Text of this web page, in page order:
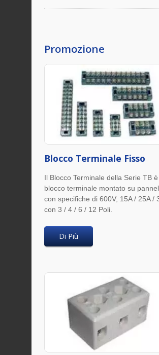
Promozione
Blocco Terminale Fisso
Il Blocco Terminale della Serie TB
blocco terminale montato su
con specifiche di 600V, 15A / 25A /
con 3 / 4 / 6 / 12 Poli.
Di Più